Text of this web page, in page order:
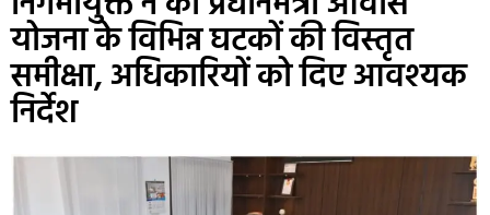
योजना के विभिन्न घटकों की विस्तृत
समीक्षा, अधिकारियों को दिए आवश्यक
निर्देश